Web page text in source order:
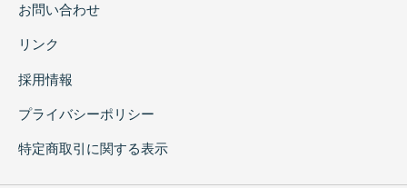
お問い合わせ
リンク
採用情報
プライバシーポリシー
特定商取引に関する表示